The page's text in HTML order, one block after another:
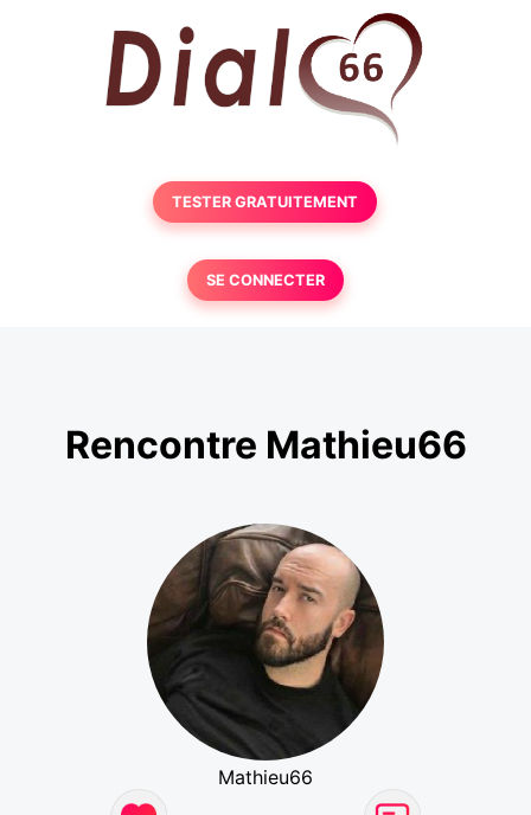
TESTER GRATUITEMENT
SE CONNECTER
Rencontre Mathieu66
Mathieu66